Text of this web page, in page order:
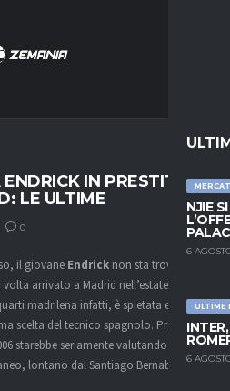
NJIE
6
ULTIME
6
IN PRESTITO
LE ULTIME
0
il giovane Endrick non sta trovando
arrivato a Madrid nell’estate del
madrilena infatti, è spietata e il
scelta del tecnico spagnolo. Proprio
starebbe seriamente valutando un
lontano dal Santiago Bernabeu.